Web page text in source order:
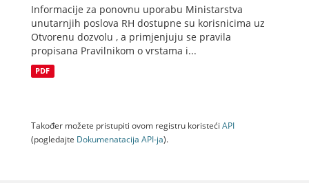
Informacije za ponovnu uporabu Ministarstva
unutarnjih poslova RH dostupne su korisnicima uz
Otvorenu dozvolu , a primjenjuju se pravila
propisana Pravilnikom o vrstama i...
PDF
Također možete pristupiti ovom registru koristeći API
(pogledajte Dokumenаtаcijа API-jа).